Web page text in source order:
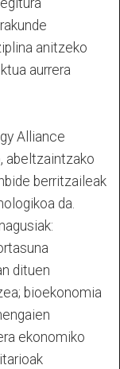
anitzeko
aurrera
Alliance
abeltzaintzako
berritzaileak
da.
dituen
bioekonomia
ekonomiko